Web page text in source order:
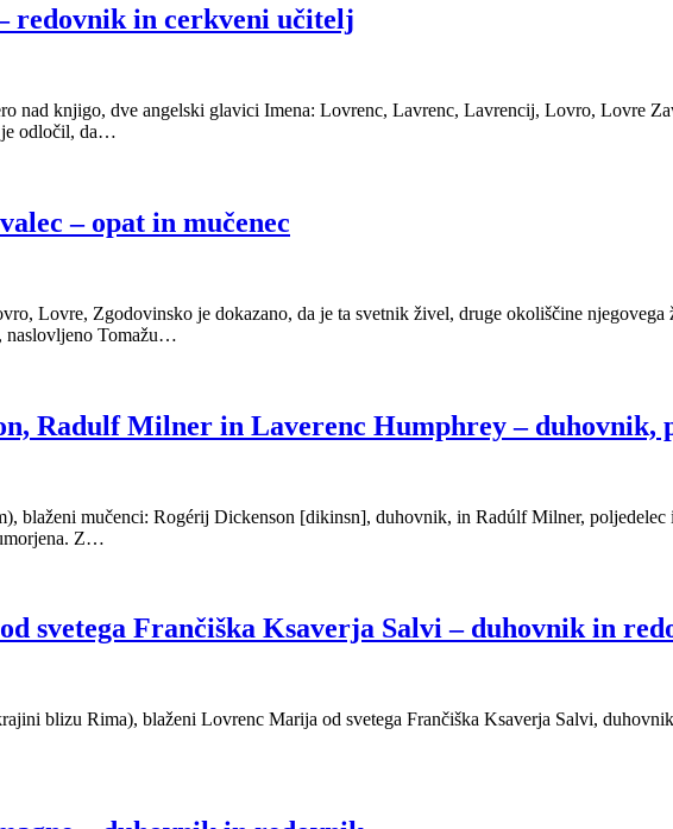
redovnik in cerkveni učitelj
nad knjigo, dve angelski glavici Imena: Lovrenc, Lavrenc, Lavrencij, Lovro, Lovre
je odločil, da…
– opat in mučenec
Lovre, Zgodovinsko je dokazano, da je ta svetnik živel, druge okoliščine
naslovljeno Tomažu…
Radulf Milner in Laverenc Humphrey – duhovnik,
blaženi mučenci: Rogérij Dickenson [dikinsn], duhovnik, in Radúlf Milner,
Z…
svetega Frančiška Ksaverja Salvi – duhovnik in
blizu Rima), blaženi Lovrenc Marija od svetega Frančiška Ksaverja Salvi,